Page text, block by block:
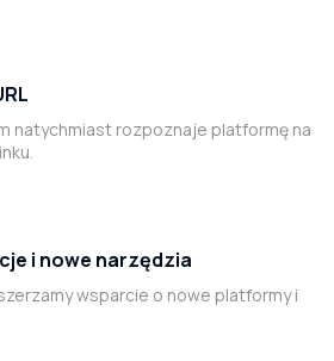
natychmiast rozpoznaje platformę na
i nowe narzędzia
wsparcie o nowe platformy i